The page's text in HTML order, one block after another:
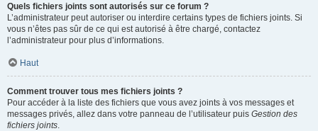
Quels fichiers joints sont autorisés sur ce forum ?
L’administrateur peut autoriser ou interdire certains types de fichiers joints. Si
vous n’êtes pas sûr de ce qui est autorisé à être chargé, contactez
l’administrateur pour plus d’informations.
Haut
Comment trouver tous mes fichiers joints ?
Pour accéder à la liste des fichiers que vous avez joints à vos messages et
messages privés, allez dans votre panneau de l’utilisateur puis Gestion des
fichiers joints.